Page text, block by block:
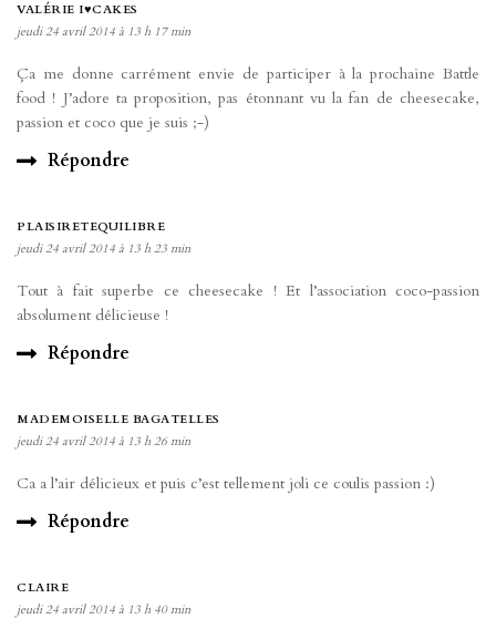
VALÉRIE I♥CAKES
jeudi 24 avril 2014 à 13 h 17 min
Ça me donne carrément envie de participer à la prochaine Battle
food ! J’adore ta proposition, pas étonnant vu la fan de cheesecake,
passion et coco que je suis ;-)
Répondre
PLAISIRETEQUILIBRE
jeudi 24 avril 2014 à 13 h 23 min
Tout à fait superbe ce cheesecake ! Et l’association coco-passion
absolument délicieuse !
Répondre
MADEMOISELLE BAGATELLES
jeudi 24 avril 2014 à 13 h 26 min
Ca a l’air délicieux et puis c’est tellement joli ce coulis passion :)
Répondre
CLAIRE
jeudi 24 avril 2014 à 13 h 40 min